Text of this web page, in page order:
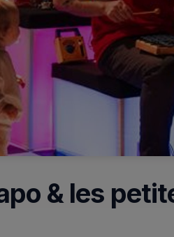
& les